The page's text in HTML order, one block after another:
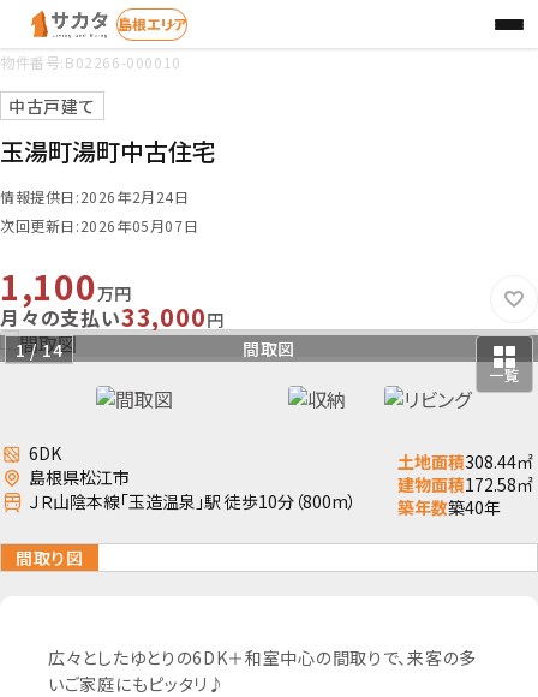
玉湯町湯町中古住宅
中古戸建て
物件番号:B02266-000010
情報提供日:2026年2月24日
次回更新日:2026年05月07日
1,100万円
月々の支払い33,000円
外観
間取図
和室
収納
リビング
和室
縁側
リビング
キッチン
収納
バス
トイレ
洗面
玄関
2 / 14
一覧
広々としたゆとりの6DK＋和室中心の間取りで、来客の多
いご家庭にもピッタリ♪
6DK
島根県松江市
ＪＲ山陰本線「玉造温泉」駅 徒歩10分（800m）
土地面積308.44㎡
建物面積172.58㎡
築年数築40年
間取り図
STEP 1お探しの種別を選択
STEP 2検索方法を選択
エリアからさがす さがす